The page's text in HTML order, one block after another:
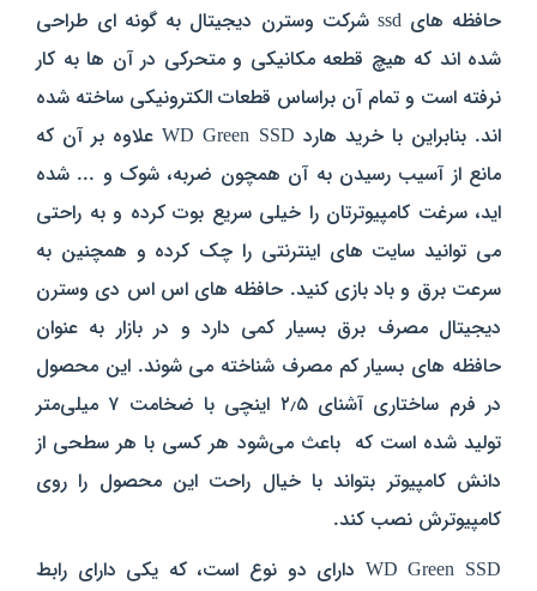
حافظه های ssd شرکت وسترن دیجیتال به گونه ای طراحی
شده اند که هیچ قطعه مکانیکی و متحرکی در آن ها به کار
نرفته است و تمام آن براساس قطعات الکترونیکی ساخته شده
اند. بنابراین با خرید هارد WD Green SSD علاوه بر آن که
مانع از آسیب رسیدن به آن همچون ضربه، شوک و ... شده
اید، سرغت کامپیوترتان را خیلی سریع بوت کرده و به راحتی
می توانید سایت های اینترنتی را چک کرده و همچنین به
سرعت برق و باد بازی کنید. حافظه های اس اس دی وسترن
دیجیتال مصرف برق بسیار کمی دارد و در بازار به عنوان
حافظه های بسیار کم مصرف شناخته می شوند. این محصول
در فرم ساختاری آشنای ۲٫۵ اینچی با ضخامت ۷ میلی‌متر
تولید شده است که باعث می‌شود هر کسی با هر سطحی از
دانش کامپیوتر بتواند با خیال راحت این محصول را روی
کامپیوترش نصب کند.
WD Green SSD دارای دو نوع است‌، که یکی دارای رابط